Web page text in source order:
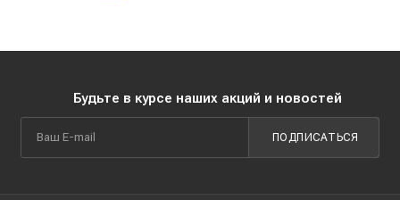
Будьте в курсе наших акций и новостей
ПОДПИСАТЬСЯ